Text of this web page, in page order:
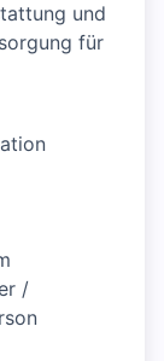
und
für
/